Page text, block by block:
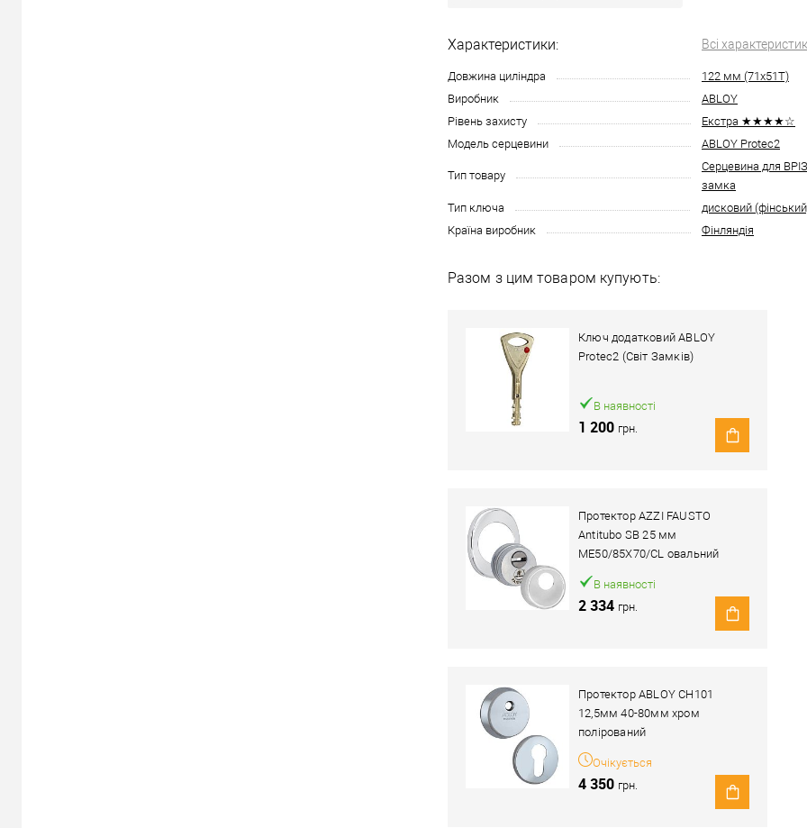
Характеристики: Всі
Довжина циліндра
122 мм (71x51T)
Виробник
ABLOY
Рівень захисту
Екстра ★★★★☆
Модель серцевини
ABLOY Protec2
Тип товару
Серцевина для
замка
Тип ключа
дисковий
Країна виробник
Фінляндія
Разом з цим товаром купують:
Ключ додатковий ABLOY
Protec2 (Світ Замків)
В наявності
1 200 грн.
Протектор AZZI FAUSTO
Antitubo SB 25 мм
ME50/85X70/CL овальний
широкий хром полірований
В наявності
2 334 грн.
Протектор ABLOY CH101
12,5мм 40-80мм хром
полірований
Очікується
4 350 грн.